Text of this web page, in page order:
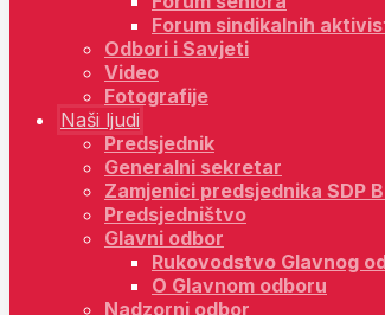
Forum sindikalnih
Odbori i Savjeti
Video
Fotografije
Naši ljudi
Predsjednik
Generalni sekretar
Zamjenici predsjednika SDP
Predsjedništvo
Glavni odbor
Rukovodstvo Glavnog
O Glavnom odboru
Nadzorni odbor